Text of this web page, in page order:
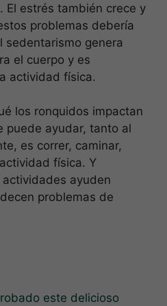
El estrés también crece y
problemas debería
sedentarismo genera
el cuerpo y es
actividad física.
los ronquidos impactan
puede ayudar, tanto al
es correr, caminar,
física. Y
ayuden
problemas de
este delicioso